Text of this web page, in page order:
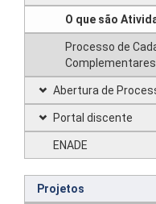
O que são
Processo de
Complementares
Abertura de
Portal discente
ENADE
Projetos